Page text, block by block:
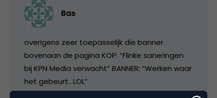
Bas
overigens zeer toepasselijk die banner
bovenaan de pagina KOP: “Flinke saneringen
bij KPN Media verwacht” BANNER: “Werken waar
het gebeurt.. LOL”